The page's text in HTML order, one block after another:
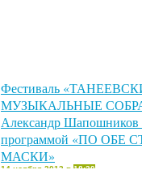
Фестиваль
МУЗЫКАЛЬНЫЕ
Александр Шапошников
программой «ПО ОБЕ
МАСКИ»
14 ноября 2013 в 18:30